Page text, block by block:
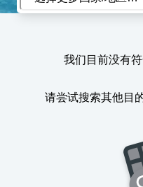
我们目前没有
请尝试搜索其他目